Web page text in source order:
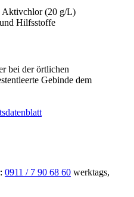
Aktivchlor (20 g/L)
Hilfsstoffe
bei der örtlichen
Gebinde dem
0911 / 7 90 68 60 werktags,